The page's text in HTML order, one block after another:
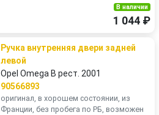
В наличии
1 044 ₽
Ручка внутренняя двери задней
левой
Opel Omega B рест. 2001
90566893
оригинал, в хорошем состоянии, из
Франции, без пробега по РБ, возможен